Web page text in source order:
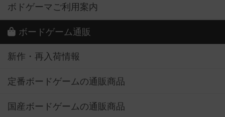
ボドゲーマご利用案内
ボードゲーム通販
新作・再入荷情報
定番ボードゲームの通販商品
国産ボードゲームの通販商品